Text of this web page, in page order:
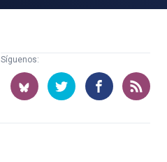
Síguenos: